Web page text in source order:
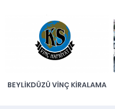
BEYLIKDÜZÜ VINÇ KIRALAMA